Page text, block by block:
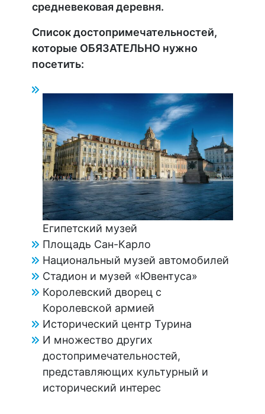
средневековая деревня.
Список достопримечательностей,
которые ОБЯЗАТЕЛЬНО нужно
посетить:
Египетский музей
Площадь Сан-Карло
Национальный музей автомобилей
Стадион и музей «Ювентуса»
Королевский дворец с
Королевской армией
Исторический центр Турина
И множество других
достопримечательностей,
представляющих культурный и
исторический интерес